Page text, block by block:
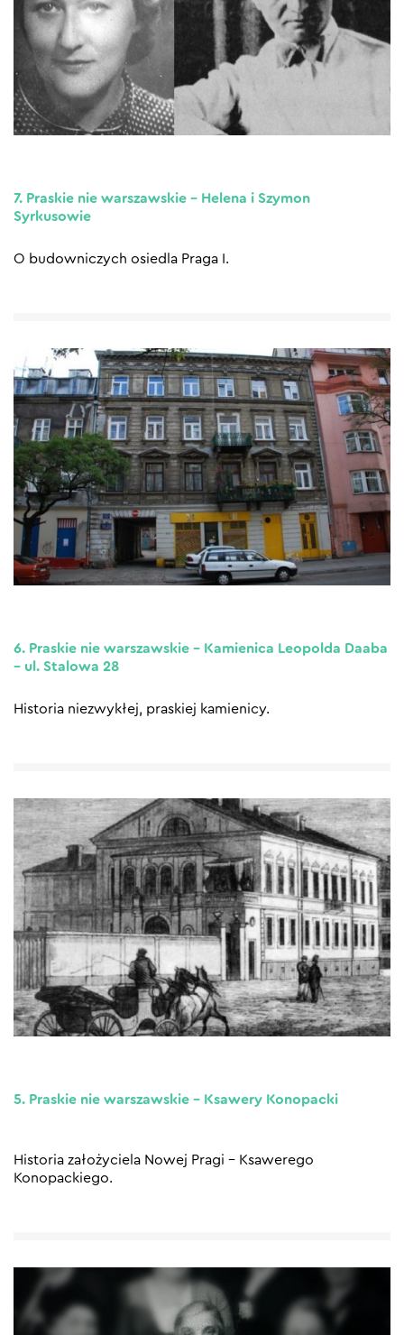
7. Praskie nie warszawskie – Helena i Szymon
Syrkusowie
O budowniczych osiedla Praga I.
6. Praskie nie warszawskie – Kamienica Leopolda Daaba
– ul. Stalowa 28
Historia niezwykłej, praskiej kamienicy.
5. Praskie nie warszawskie – Ksawery Konopacki
Historia założyciela Nowej Pragi – Ksawerego
Konopackiego.